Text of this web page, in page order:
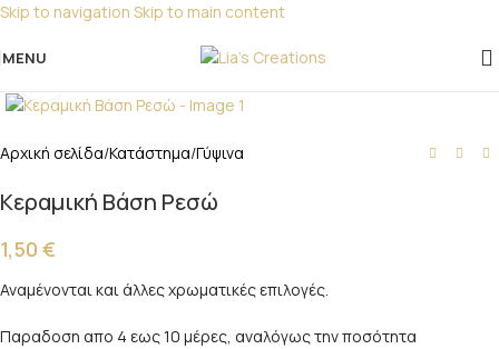
Skip to navigation Skip to main content
Για παραγγελίες για μπομπονιέρες παρακαλώ
επικοινωνήστε μαζί μας!
MENU
Αρχική σελίδα/Κατάστημα/Γύψινα
Κεραμική Βάση Ρεσώ
1,50 €
Αναμένονται και άλλες χρωματικές επιλογές.
Παραδοση απο 4 εως 10 μέρες, αναλόγως την ποσότητα